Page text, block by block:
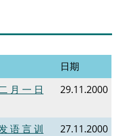
日期
月 一 日
29.11.2000
语 言 训
27.11.2000